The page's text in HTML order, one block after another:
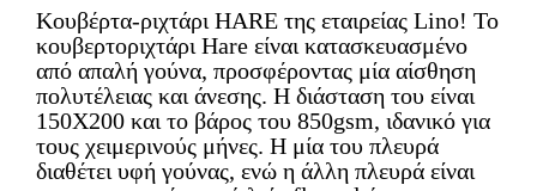
Κουβέρτα-ριχτάρι HARE της εταιρείας Lino! To
κουβερτοριχτάρι Hare είναι κατασκευασμένο
από απαλή γούνα, προσφέροντας μία αίσθηση
πολυτέλειας και άνεσης. Η διάσταση του είναι
150Χ200 και το βάρος του 850gsm, ιδανικό για
τους χειμερινούς μήνες. Η μία του πλευρά
διαθέτει υφή γούνας, ενώ η άλλη πλευρά είναι